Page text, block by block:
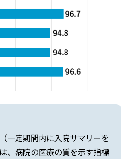
一定期間内に入院サマリーを
、病院の医療の質を示す指標